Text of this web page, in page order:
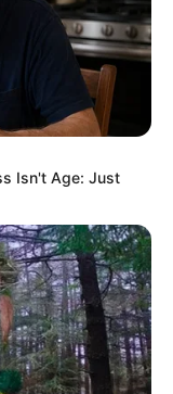
vivo, aqui pelo
.
de redes sociais para
às Endemias bem
Isn't Age: Just